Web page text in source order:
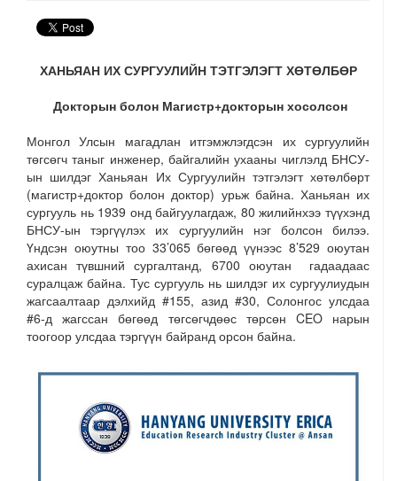
ХАНЬЯАН ИХ СУРГУУЛИЙН ТЭТГЭЛЭГТ ХӨТӨЛБӨР
Докторын болон Магистр+докторын хосолсон
Монгол Улсын магадлан итгэмжлэгдсэн их сургуулийн
төгсөгч таныг инженер, байгалийн ухааны чиглэлд БНСУ-
ын шилдэг Ханьяан Их Сургуулийн тэтгэлэгт хөтөлбөрт
(магистр+доктор болон доктор) урьж байна. Ханьяан их
сургууль нь 1939 онд байгуулагдаж, 80 жилийнхээ түүхэнд
БНСУ-ын тэргүүлэх их сургуулийн нэг болсон билээ.
Үндсэн оюутны тоо 33’065 бөгөөд үүнээс 8’529 оюутан
ахисан түвшний сургалтанд, 6700 оюутан гадаадаас
суралцаж байна. Тус сургууль нь шилдэг их сургуулиудын
жагсаалтаар дэлхийд #155, азид #30, Солонгос улсдаа
#6-д жагссан бөгөөд төгсөгчдөөс төрсөн CEO нарын
тоогоор улсдаа тэргүүн байранд орсон байна.